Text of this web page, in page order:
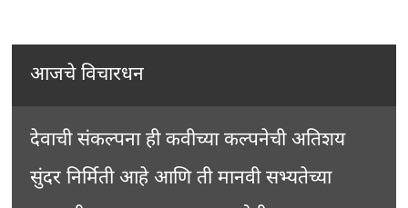
आजचे विचारधन
देवाची संकल्पना ही कवीच्या कल्पनेची अतिशय
सुंदर निर्मिती आहे आणि ती मानवी सभ्यतेच्या